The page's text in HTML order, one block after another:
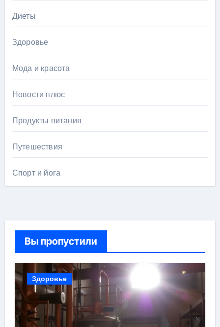
Диеты
Здоровье
Мода и красота
Новости плюс
Продукты питания
Путешествия
Спорт и йога
Вы пропустили
Здоровье